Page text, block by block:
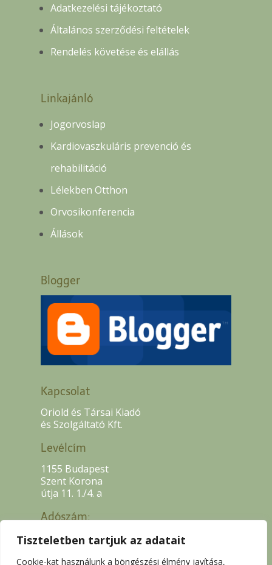
Tiszteletben tartjuk az adatait
Cookie-kat használunk a böngészési élmény javítása,
Adatkezelési tájékoztató
Általános szerződési feltételek
Rendelés követése és elállás
Linkajánló
Jogorvoslap
Kardiovaszkuláris prevenció és
rehabilitáció
Lélekben Otthon
Orvosikonferencia
Állások
Blogger
Kapcsolat
Oriold és Társai Kiadó
és Szolgáltató Kft.
Levélcím
1155 Budapest
Szent Korona
útja 11. 1./4. a
Adószám:
13507318-2-42